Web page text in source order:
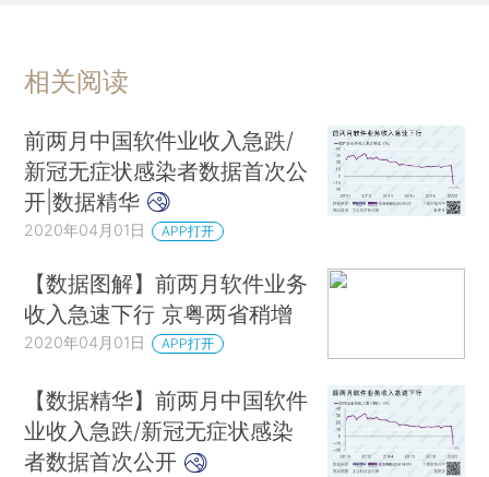
相关阅读
前两月中国软件业收入急跌/
新冠无症状感染者数据首次公
开|数据精华
2020年04月01日 APP打开
【数据图解】前两月软件业务
收入急速下行 京粤两省稍增
2020年04月01日 APP打开
【数据精华】前两月中国软件
业收入急跌/新冠无症状感染
者数据首次公开